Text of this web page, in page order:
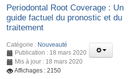
Periodontal Root Coverage : Un
guide factuel du pronostic et du
traitement
Catégorie : Nouveauté
Publication : 18 mars 2020
Mis à jour : 18 mars 2020
Affichages : 2150